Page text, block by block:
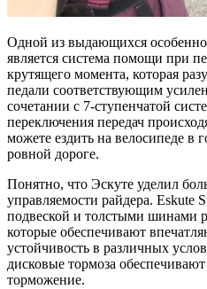
Одной из выдающихся
является система помощи при
крутящего момента, которая
педали соответствующим
сочетании с 7-ступенчатой
переключения передач
можете ездить на велосипеде в
ровной дороге.
Понятно, что Эскуте уделил
управляемости райдера. Eskute
подвеской и толстыми шинами
которые обеспечивают
устойчивость в различных
дисковые тормоза
торможение.